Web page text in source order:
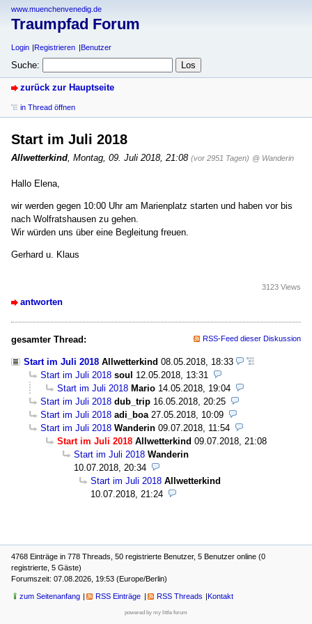
www.muenchenvenedig.de
Traumpfad Forum
Login Registrieren Benutzer
Suche:
zurück zur Hauptseite
in Thread öffnen
Start im Juli 2018
Allwetterkind Montag, 09. Juli 2018, 21:08 (vor 2951 Tagen) @ Wanderin
Hallo Elena,
wir werden gegen 10:00 Uhr am Marienplatz starten und haben vor bis
nach Wolfratshausen zu gehen.
Wir würden uns über eine Begleitung freuen.
Gerhard u. Klaus
antworten
3123 Views
gesamter Thread: RSS-Feed dieser Diskussion
Start im Juli 2018 Allwetterkind 08.05.2018, 18:33
Start im Juli 2018 soul
12.05.2018, 13:31
Start im Juli 2018 Mario 14.05.2018, 19:04
Start im Juli 2018 dub_trip 16.05.2018, 20:25
Start im Juli 2018 adi_boa 27.05.2018, 10:09
Start im Juli 2018 Wanderin 09.07.2018, 11:54
Start im Juli 2018 Allwetterkind 09.07.2018, 21:08
Start im Juli 2018 Wanderin
10.07.2018, 20:34
Start im Juli 2018 Allwetterkind
10.07.2018, 21:24
4768 Einträge in 778 Threads, 50 registrierte Benutzer, 5 Benutzer online (0
registrierte, 5 Gäste)
Forumszeit: 07.08.2026, 19:53 (Europe/Berlin)
zum Seitenanfang RSS Einträge RSS Threads Kontakt
powered by my little forum